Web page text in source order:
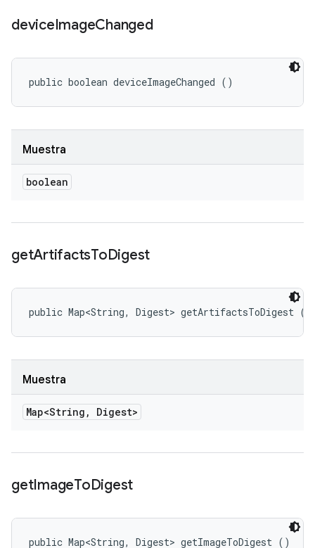
deviceImageChanged
public boolean deviceImageChanged ()
Muestra
boolean
getArtifactsToDigest
public Map<String, Digest> getArtifactsToDigest ()
Muestra
Map<String , Digest>
getImageToDigest
public Map<String, Digest> getImageToDigest ()